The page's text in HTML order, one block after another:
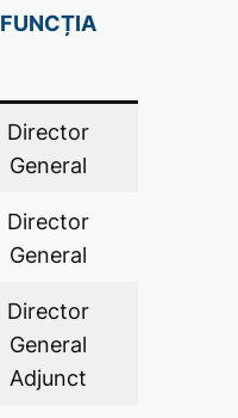
FUNCȚIA
Director
General
Director
General
Director
General
Adjunct